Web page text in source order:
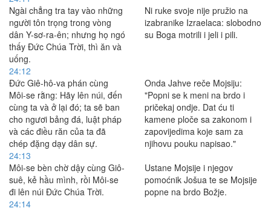
Ngài chẳng tra tay vào những
người tôn trọng trong vòng
dân Y-sơ-ra-ên; nhưng họ ngó
thấy Ðức Chúa Trời, thì ăn và
uống.
Ni ruke svoje nije pružio na
izabranike Izraelaca: slobodno
su Boga motrili i jeli i pili.
24:12
Ðức Giê-hô-va phán cùng
Môi-se rằng: Hãy lên núi, đến
cùng ta và ở lại đó; ta sẽ ban
cho ngươi bảng đá, luật pháp
và các điều răn của ta đã
chép đặng dạy dân sự.
Onda Jahve reče Mojsiju:
"Popni se k meni na brdo i
pričekaj ondje. Dat ću ti
kamene ploče sa zakonom i
zapovijedima koje sam za
njihovu pouku napisao."
24:13
Môi-se bèn chờ dậy cùng Giô-
suê, kẻ hầu mình, rồi Môi-se
đi lên núi Ðức Chúa Trời.
Ustane Mojsije i njegov
pomoćnik Jošua te se Mojsije
popne na brdo Božje.
24:14